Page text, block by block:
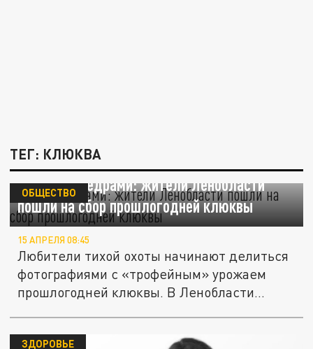
ТЕГ: КЛЮКВА
"Гребут" вёдрами: жители Ленобласти
пошли на сбор прошлогодней клюквы
ОБЩЕСТВО
15 АПРЕЛЯ 08:45
Любители тихой охоты начинают делиться
фотографиями с «трофейным» урожаем
прошлогодней клюквы. В Ленобласти...
ЗДОРОВЬЕ